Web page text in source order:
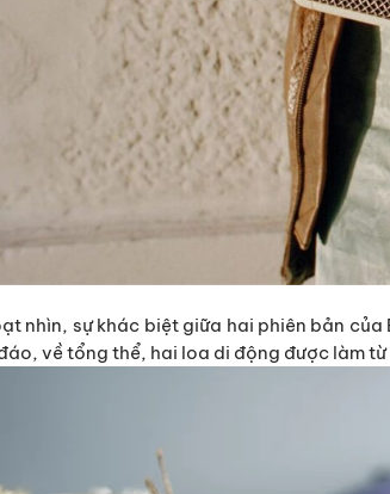
nhìn, sự khác biệt giữa hai phiên bản
về tổng thể, hai loa di động được làm từ